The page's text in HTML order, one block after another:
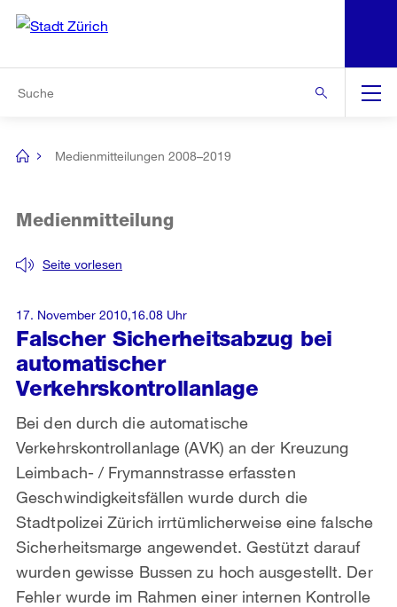
Navigation
[no
Medienmitteilungen 2008–2019
Falscher Sicherheitsabzug bei
automatischer
Verkehrskontrollanlage
Seite vorlesen
Medienmitteilung
Bei den durch die automatische
Verkehrskontrollanlage (AVK) an der Kreuzung
Leimbach- / Frymannstrasse erfassten
Geschwindigkeitsfällen wurde durch die
Stadtpolizei Zürich irrtümlicherweise eine falsche
Sicherheitsmarge angewendet. Gestützt darauf
wurden gewisse Bussen zu hoch ausgestellt. Der
Fehler wurde im Rahmen einer internen Kontrolle
17. November 2010,16.08 Uhr